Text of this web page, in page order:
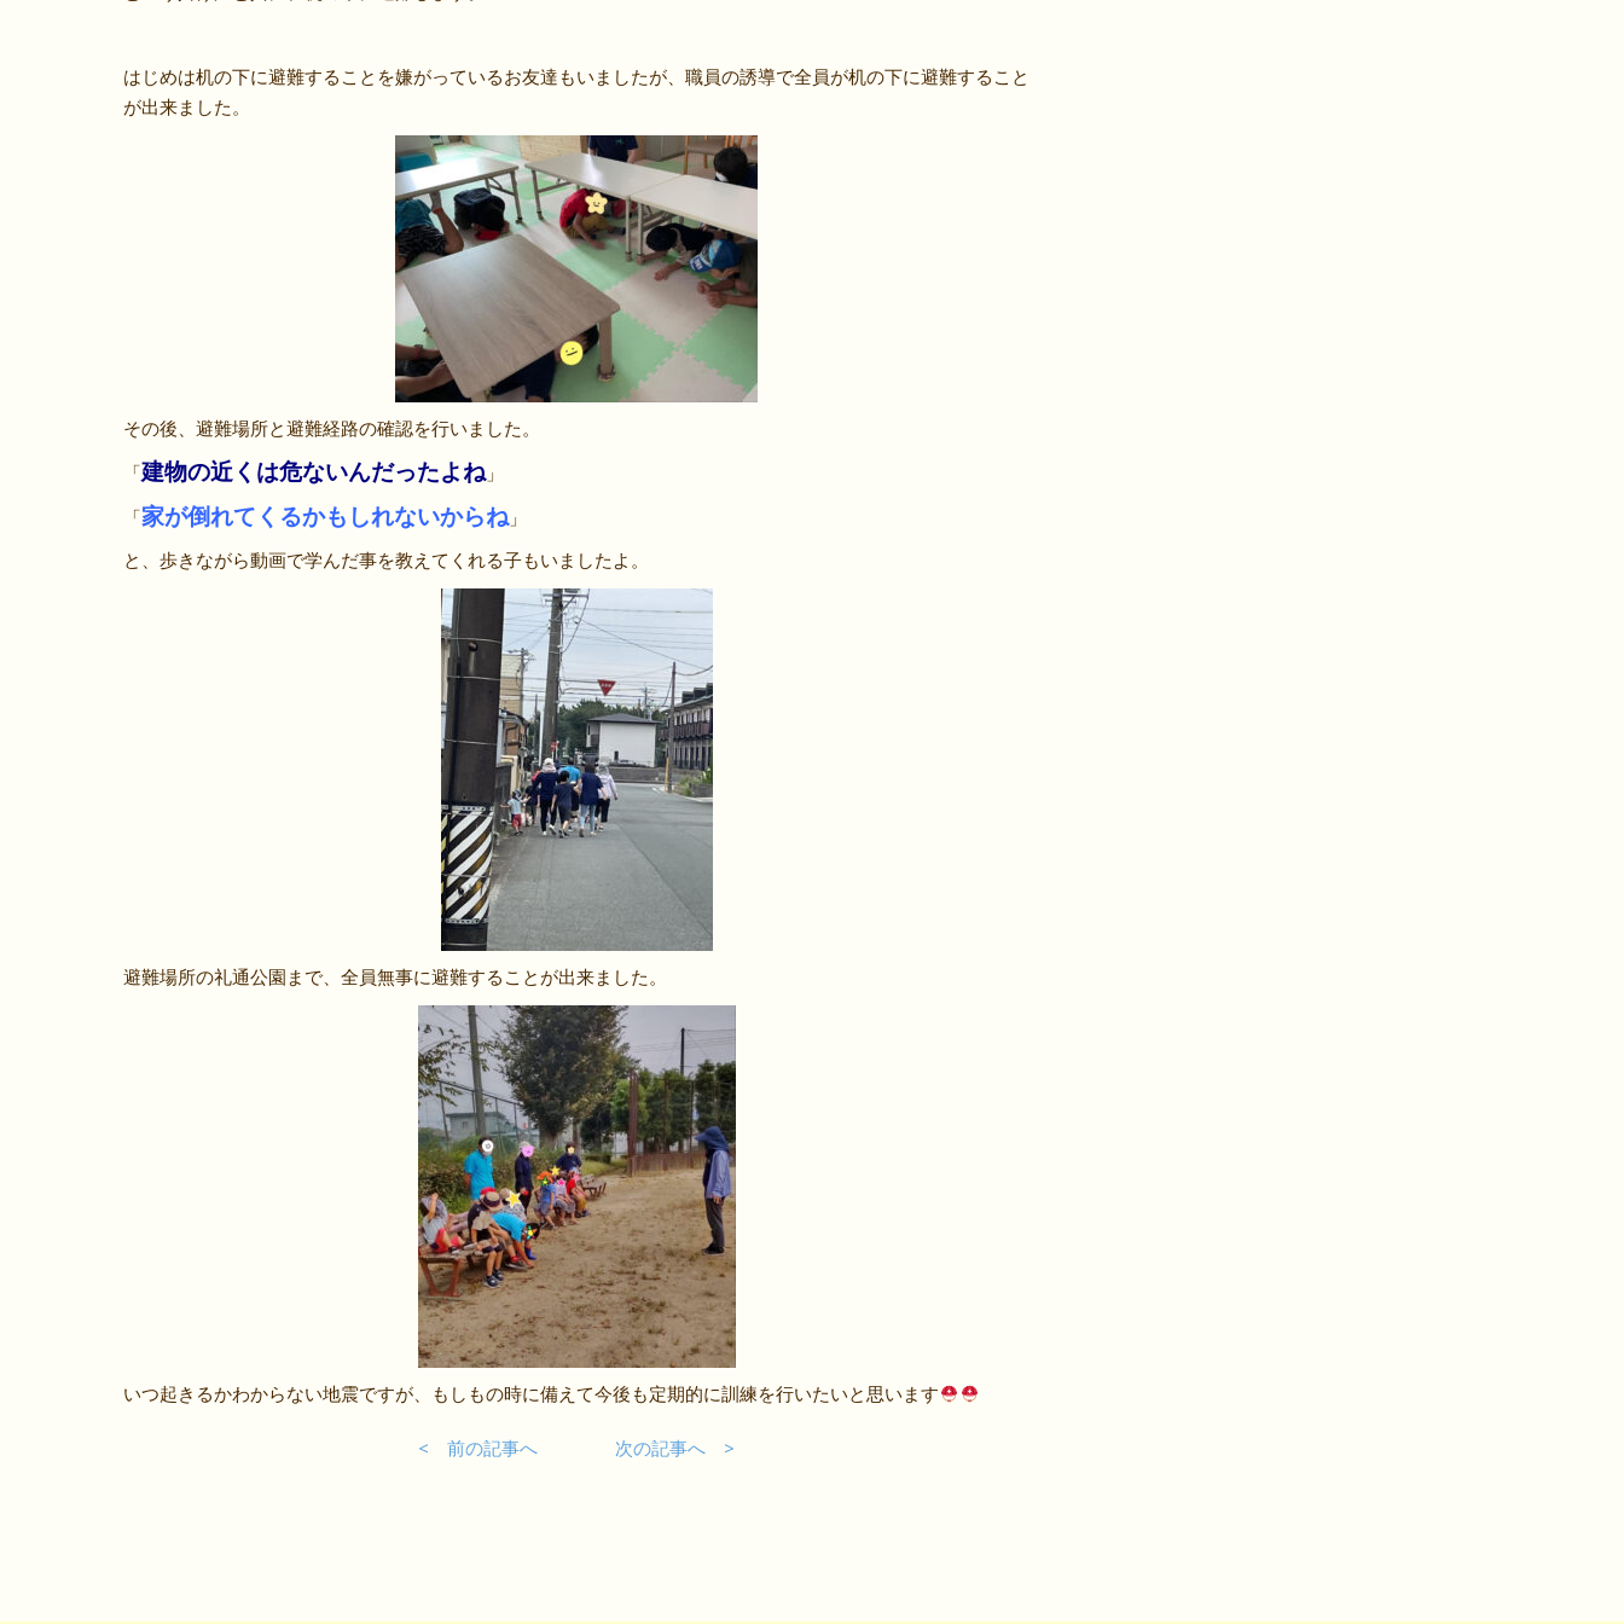
はじめは机の下に避難することを嫌がっているお友達もいましたが、職員の誘導で全員が机の下に避難すること
が出来ました。
その後、避難場所と避難経路の確認を行いました。
「 建物の近くは危ないんだったよね」
「 家が倒れてくるかもしれないからね」
と、歩きながら動画で学んだ事を教えてくれる子もいましたよ。
避難場所の礼通公園まで、全員無事に避難することが出来ました。
いつ起きるかわからない地震ですが、もしもの時に備えて今後も定期的に訓練を行いたいと思います
< 前の記事へ 次の記事へ >